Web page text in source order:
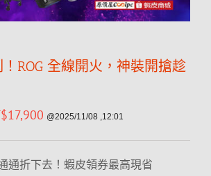
ROG 全線開火，神裝開搶趁
17,900 @2025/11/08 ,12:01
通折下去！蝦皮領券最高現省